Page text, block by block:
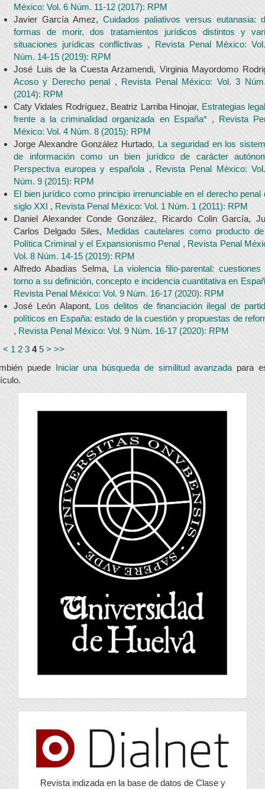
México: Vol. 6 Núm. 11-12 (2017): RPM
Javier García Amez, Cuidados paliativos versus eutanasia:
formas de morir, dos tratamientos jurídicos distintos y
situaciones jurídicas conflictivas , Revista Penal México:
Núm. 14-15 (2019): RPM
José Luis de la Cuesta Arzamendi, Virginia Mayordomo
Acoso y Derecho penal , Revista Penal México: Vol. 3
(2014): RPM
Caty Vidales Rodríguez, Beatriz Larriba Hinojar, Estrategias
frente a la criminalidad organizada en España* , Revista
México: Vol. 4 Núm. 8 (2015): RPM
Jorge Alexandre González Hurtado, La seguridad en los
de información como un bien jurídico de carácter
Perspectiva europea y española , Revista Penal México:
Núm. 9 (2015): RPM
El bien jurídico como principio irrenunciable en el derecho penal
siglo XXI , Revista Penal México: Vol. 1 Núm. 1 (2011): RPM
Daniel Alexander Conde González, Ricardo Colin García,
Carlos Delgado Siles, Medidas cautelares como producto
Política Criminal y el Expansionismo Penal , Revista Penal
Vol. 8 Núm. 14-15 (2019): RPM
Alfredo Abadías Selma, La violencia filio-parental: cuestiones
torno a su definición, concepto e incidencia cuantitativa en
Revista Penal México: Vol. 9 Núm. 16-17 (2020): RPM
José León Alapont, Los delitos de financiación ilegal de
políticos en España: estado de la cuestión y propuestas de
, Revista Penal México: Vol. 9 Núm. 16-17 (2020): RPM
< 1 2 3 4 5 > >>
puede Iniciar una búsqueda de similitud avanzada para
universidad
index
Revista indizada en la base de datos de Clase y